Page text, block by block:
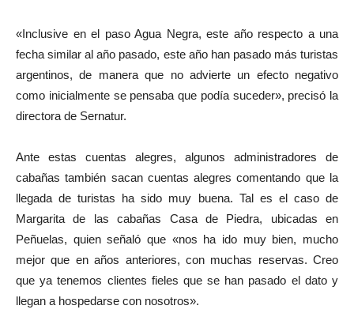
«Inclusive en el paso Agua Negra, este año respecto a una
fecha similar al año pasado, este año han pasado más turistas
argentinos, de manera que no advierte un efecto negativo
como inicialmente se pensaba que podía suceder», precisó la
directora de Sernatur.
Ante estas cuentas alegres, algunos administradores de
cabañas también sacan cuentas alegres comentando que la
llegada de turistas ha sido muy buena. Tal es el caso de
Margarita de las cabañas Casa de Piedra, ubicadas en
Peñuelas, quien señaló que «nos ha ido muy bien, mucho
mejor que en años anteriores, con muchas reservas. Creo
que ya tenemos clientes fieles que se han pasado el dato y
llegan a hospedarse con nosotros».